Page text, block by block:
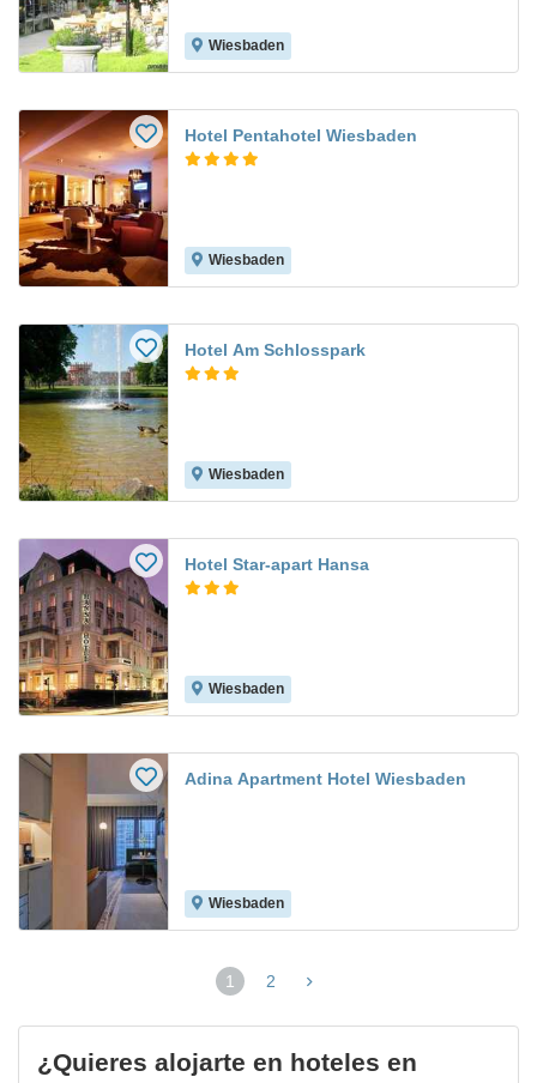
Wiesbaden
Hotel Pentahotel Wiesbaden
Wiesbaden
Hotel Am Schlosspark
Wiesbaden
Hotel Star-apart Hansa
Wiesbaden
Adina Apartment Hotel Wiesbaden
Wiesbaden
1
(página
2
¿Quieres alojarte en hoteles en